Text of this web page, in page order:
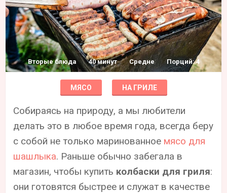
Вторые блюда 40 минут Средне Порций: 4
МЯСО НА ГРИЛЕ
Собираясь на природу, а мы любители
делать это в любое время года, всегда беру
с собой не только маринованное мясо для
шашлыка. Раньше обычно забегала в
магазин, чтобы купить колбаски для гриля:
они готовятся быстрее и служат в качестве